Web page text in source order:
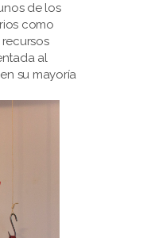
de los
como
al
su mayoría